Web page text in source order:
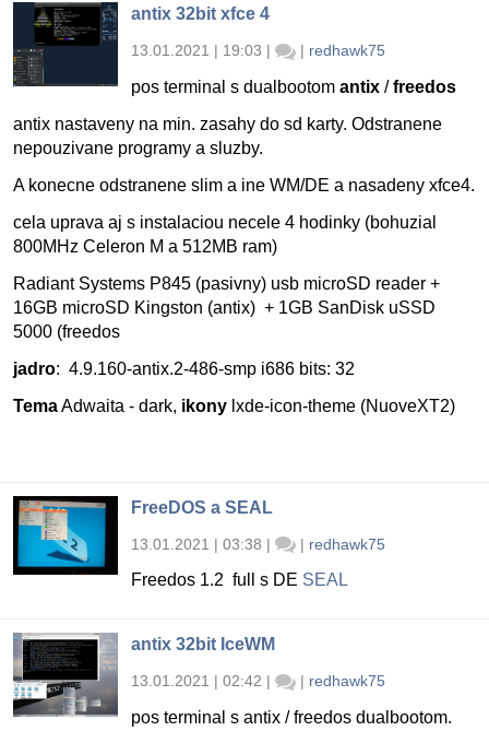
antix 32bit xfce 4
13.01.2021 | 19:03 | | redhawk75
pos terminal s dualbootom antix /freedos
antix nastaveny na min. zasahy do sd karty. Odstranene
nepouzivane programy a sluzby.
A konecne odstranene slim a ine WM/DE a nasadeny xfce4.
cela uprava aj s instalaciou necele 4 hodinky (bohuzial
800MHz Celeron M a 512MB ram)
Radiant Systems P845 (pasivny) usb microSD reader +
16GB microSD Kingston (antix) + 1GB SanDisk uSSD
5000 (freedos
jadro: 4.9.160-antix.2-486-smp i686 bits: 32
TemaAdwaita - dark, ikony lxde-icon-theme (NuoveXT2)
FreeDOS a SEAL
13.01.2021 | 03:38 | | redhawk75
Freedos 1.2 full s DE SEAL
antix 32bit IceWM
13.01.2021 | 02:42 | | redhawk75
pos terminal s antix / freedos dualbootom.